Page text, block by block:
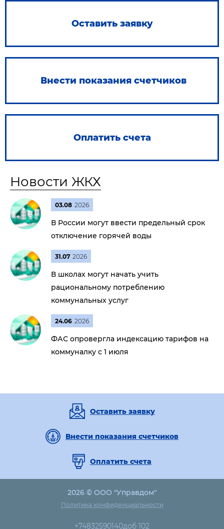
Оставить заявку
Внести показания счетчиков
Оплатить счета
Новости ЖКХ
03.08 2026
В России могут ввести предельный срок
отключение горячей воды
31.07 2026
В школах могут начать учить
рациональному потреблению
коммунальных услуг
24.06 2026
ФАС опровергла индексацию тарифов на
коммуналку с 1 июля
Оставить заявку
Внести показания счетчиков
Оплатить счета
2026 © ООО "Управдом"
Политика конфиденциальности
+74832590140доб 102